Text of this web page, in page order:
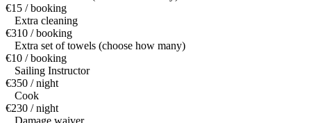
€15 / booking
Extra cleaning
€310 / booking
Extra set of towels (choose how many)
€10 / booking
Sailing Instructor
€350 / night
Cook
€230 / night